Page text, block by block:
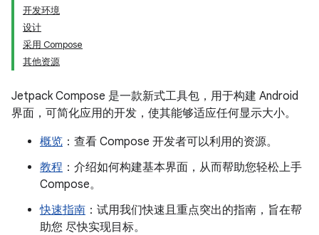
开发环境
设计
采用 Compose
其他资源
Jetpack Compose 是一款新式工具包，用于构建 Android
界面，可简化应用的开发，使其能够适应任何显示大小。
概览 ：查看 Compose 开发者可以利用的资源。
教程 ：介绍如何构建基本界面，从而帮助您轻松上手
Compose。
快速指南 ：试用我们快速且重点突出的指南，旨在帮
助您 尽快实现目标。